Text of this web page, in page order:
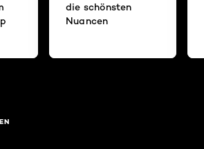
die schönsten
Nuancen